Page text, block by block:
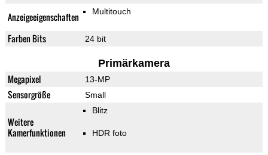
Anzeigeeigenschaften Multitouch
Farben Bits 24 bit
Primärkamera
Megapixel 13-MP
Sensorgröße Small
Weitere
Kamerfunktionen
Blitz
HDR foto